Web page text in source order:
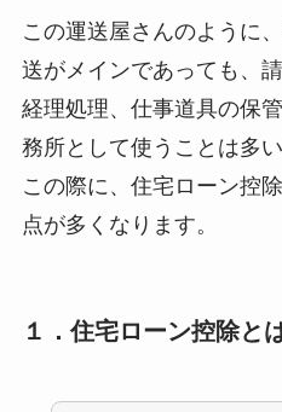
この運送屋さんのように
送がメインであっても、
経理処理、仕事道具の保
務所として使うことは多い
この際に、住宅ローン控
点が多くなります。
１．住宅ローン控除と